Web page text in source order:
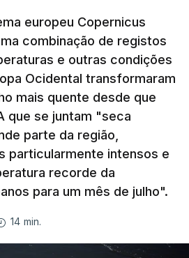
europeu Copernicus
combinação de registos
e outras condições
Ocidental transformaram
mais quente desde que
que se juntam "seca
parte da região,
particularmente intensos e
recorde da
para um mês de julho".
14 min.